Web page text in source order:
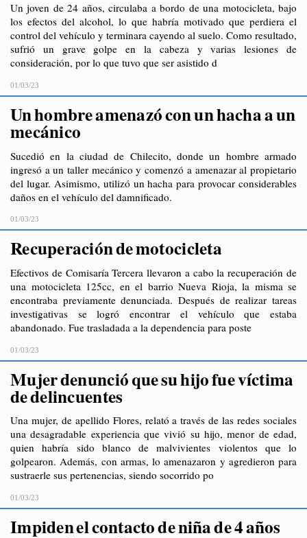
Un joven de 24 años, circulaba a bordo de una motocicleta, bajo
los efectos del alcohol, lo que habría motivado que perdiera el
control del vehículo y terminara cayendo al suelo. Como resultado,
sufrió un grave golpe en la cabeza y varias lesiones de
consideración, por lo que tuvo que ser asistido d
01/03/23
Un hombre amenazó con un hacha a un
mecánico
Sucedió en la ciudad de Chilecito, donde un hombre armado
ingresó a un taller mecánico y comenzó a amenazar al propietario
del lugar. Asimismo, utilizó un hacha para provocar considerables
daños en el vehículo del damnificado.
01/03/23
Recuperación de motocicleta
Efectivos de Comisaría Tercera llevaron a cabo la recuperación de
una motocicleta 125cc, en el barrio Nueva Rioja, la misma se
encontraba previamente denunciada. Después de realizar tareas
investigativas se logró encontrar el vehículo que estaba
abandonado. Fue trasladada a la dependencia para poste
01/03/23
Mujer denunció que su hijo fue víctima
de delincuentes
Una mujer, de apellido Flores, relató a través de las redes sociales
una desagradable experiencia que vivió su hijo, menor de edad,
quien habría sido blanco de malvivientes violentos que lo
golpearon. Además, con armas, lo amenazaron y agredieron para
sustraerle sus pertenencias, siendo socorrido po
01/03/23
Impiden el contacto de niña de 4 años